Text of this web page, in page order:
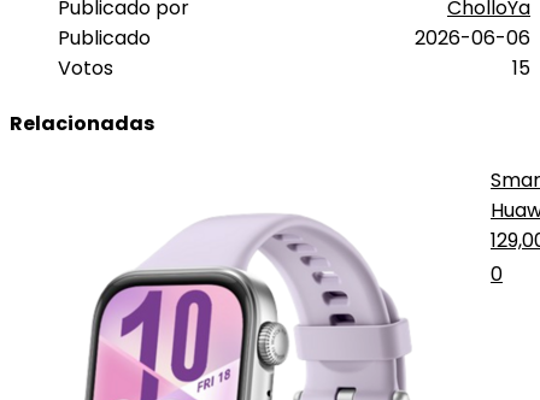
Publicado por
CholloYa
Publicado
2026-06-06
Votos
15
Relacionadas
Pro
0